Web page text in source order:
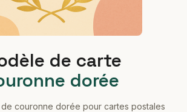
de carte
dorée
couronne dorée pour cartes postales